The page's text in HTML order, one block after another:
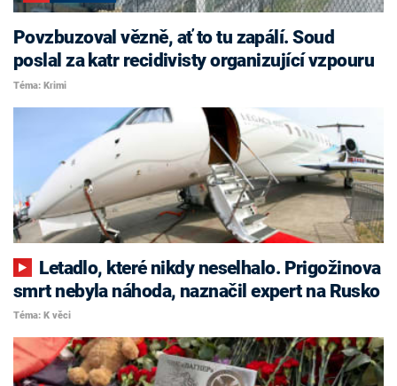
Povzbuzoval vězně, ať to tu zapálí. Soud
poslal za katr recidivisty organizující vzpouru
Téma: Krimi
smrt nebyla náhoda, naznačil expert na Rusko
Téma: K věci